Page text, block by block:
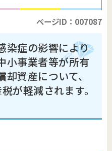
ページID：007087
染症の影響により
小事業者等が所有
資産について、
が軽減されます。